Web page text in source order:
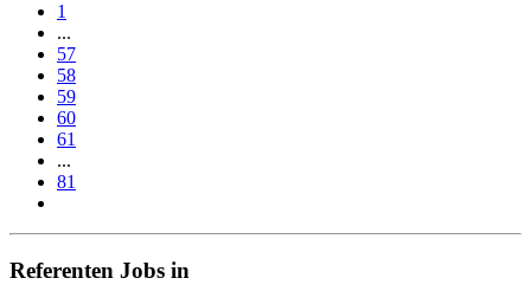
1
...
57
58
59
60
61
...
81
Referenten Jobs in